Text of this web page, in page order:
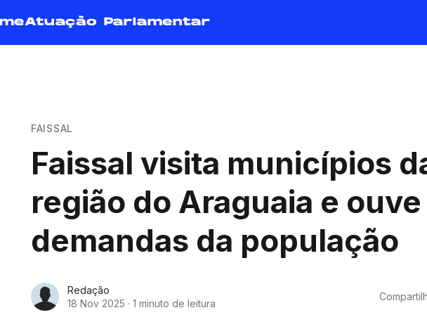
Atuação Parlamentar
FAISSAL
Faissal visita municípios
região do Araguaia e ouve
demandas da população
Redação
18 Nov 2025 · 1 minuto de leitura